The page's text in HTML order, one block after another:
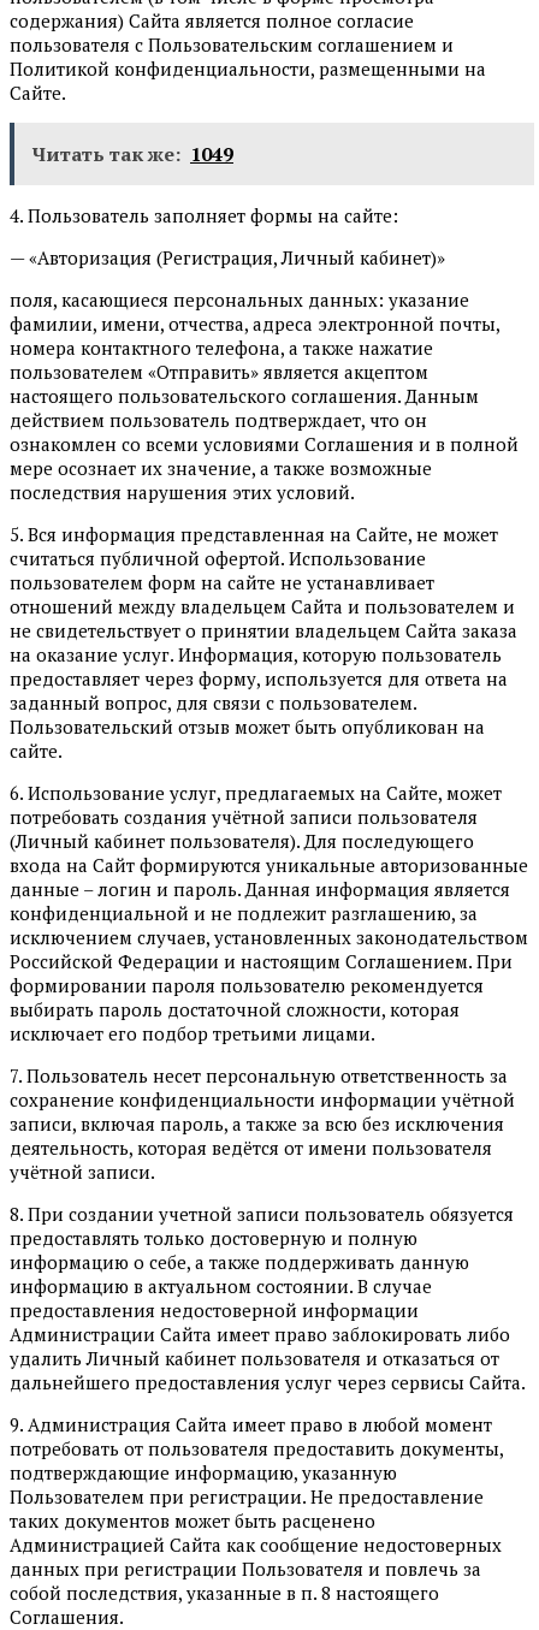
содержания) Сайта является полное согласие
пользователя с Пользовательским соглашением и
Политикой конфиденциальности, размещенными на
Сайте.
Читать так же: 1049
4. Пользователь заполняет формы на сайте:
— «Авторизация (Регистрация, Личный кабинет)»
поля, касающиеся персональных данных: указание
фамилии, имени, отчества, адреса электронной почты,
номера контактного телефона, а также нажатие
пользователем «Отправить» является акцептом
настоящего пользовательского соглашения. Данным
действием пользователь подтверждает, что он
ознакомлен со всеми условиями Соглашения и в полной
мере осознает их значение, а также возможные
последствия нарушения этих условий.
5. Вся информация представленная на Сайте, не может
считаться публичной офертой. Использование
пользователем форм на сайте не устанавливает
отношений между владельцем Сайта и пользователем и
не свидетельствует о принятии владельцем Сайта заказа
на оказание услуг. Информация, которую пользователь
предоставляет через форму, используется для ответа на
заданный вопрос, для связи с пользователем.
Пользовательский отзыв может быть опубликован на
сайте.
6. Использование услуг, предлагаемых на Сайте, может
потребовать создания учётной записи пользователя
(Личный кабинет пользователя). Для последующего
входа на Сайт формируются уникальные авторизованные
данные – логин и пароль. Данная информация является
конфиденциальной и не подлежит разглашению, за
исключением случаев, установленных законодательством
Российской Федерации и настоящим Соглашением. При
формировании пароля пользователю рекомендуется
выбирать пароль достаточной сложности, которая
исключает его подбор третьими лицами.
7. Пользователь несет персональную ответственность за
сохранение конфиденциальности информации учётной
записи, включая пароль, а также за всю без исключения
деятельность, которая ведётся от имени пользователя
учётной записи.
8. При создании учетной записи пользователь обязуется
предоставлять только достоверную и полную
информацию о себе, а также поддерживать данную
информацию в актуальном состоянии. В случае
предоставления недостоверной информации
Администрации Сайта имеет право заблокировать либо
удалить Личный кабинет пользователя и отказаться от
дальнейшего предоставления услуг через сервисы Сайта.
9. Администрация Сайта имеет право в любой момент
потребовать от пользователя предоставить документы,
подтверждающие информацию, указанную
Пользователем при регистрации. Не предоставление
таких документов может быть расценено
Администрацией Сайта как сообщение недостоверных
данных при регистрации Пользователя и повлечь за
собой последствия, указанные в п. 8 настоящего
Соглашения.